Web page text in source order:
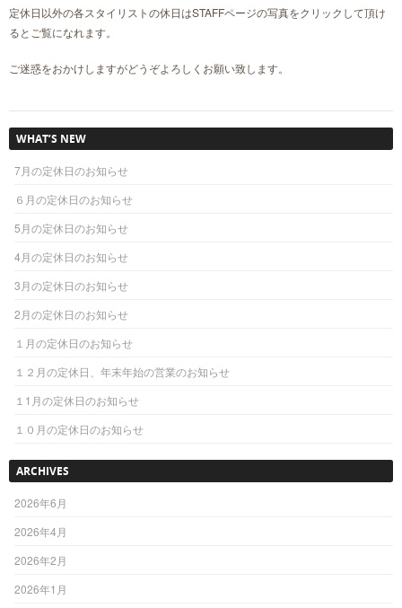
定休日以外の各スタイリストの休日はSTAFFページの写真をクリックして頂け
るとご覧になれます。
ご迷惑をおかけしますがどうぞよろしくお願い致します。
WHAT’S NEW
7月の定休日のお知らせ
６月の定休日のお知らせ
5月の定休日のお知らせ
4月の定休日のお知らせ
3月の定休日のお知らせ
2月の定休日のお知らせ
１月の定休日のお知らせ
１２月の定休日、年末年始の営業のお知らせ
１1月の定休日のお知らせ
１０月の定休日のお知らせ
ARCHIVES
2026年6月
2026年4月
2026年2月
2026年1月